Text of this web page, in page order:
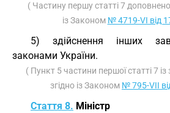
( Частину першу статті 7
із Законом № 4719-VI від
5) здійснення інших
законами України.
( Пункт 5 частини першої статті 7
згідно із Законом № 795-VII
Стаття 8. Міністр